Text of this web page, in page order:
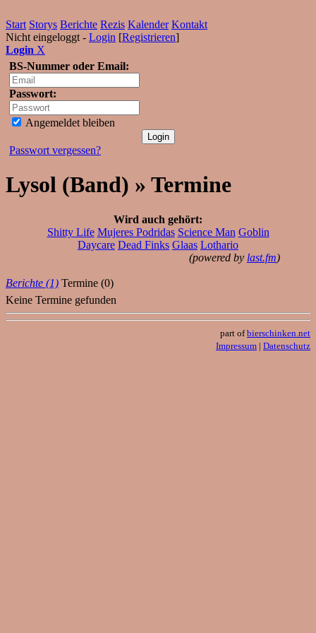
Start Storys Berichte Rezis Kalender Kontakt
Nicht eingeloggt - Login [Registrieren]
Login X
BS-Nummer oder Email:
Passwort:
Angemeldet bleiben
Passwort vergessen?
Lysol (Band) » Termine
Wird auch gehört:
Shitty Life Mujeres Podridas Science Man Goblin
Daycare Dead Finks Glaas Lothario
(powered by last.fm)
Berichte (1) Termine (0)
Keine Termine gefunden
part ofbierschinken.net
Impressum | Datenschutz